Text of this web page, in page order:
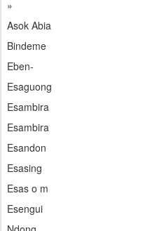
»
Asok Abia
Bindeme
Eben-
Esaguong
Esambira
Esambira
Esandon
Esasing
Esas o m
Esengui